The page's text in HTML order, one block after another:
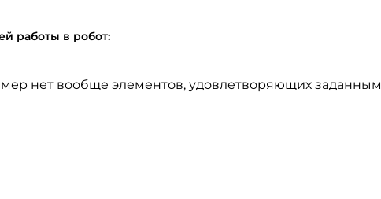
работы в робот:
нет вообще элементов, удовлетворяющих заданным